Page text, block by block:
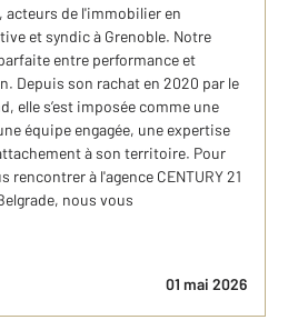
acteurs de l'immobilier en
et syndic à Grenoble. Notre
entre performance et
Depuis son rachat en 2020 par le
elle s’est imposée comme une
équipe engagée, une expertise
à son territoire. Pour
à l'agence CENTURY 21
nous vous
01 mai 2026